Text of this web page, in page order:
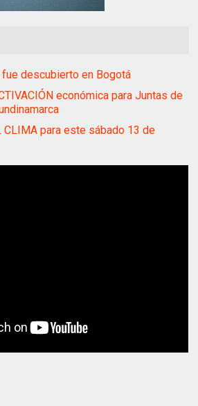
fue descubierto en Bogotá
económica para Juntas de
CLIMA para este sábado 13 de